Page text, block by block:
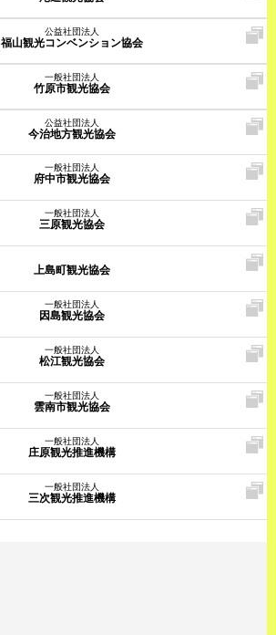
公益社団法人
福山観光コンベンション協会
一般社団法人
竹原市観光協会
公益社団法人
今治地方観光協会
一般社団法人
府中市観光協会
一般社団法人
三原観光協会
上島町観光協会
一般社団法人
因島観光協会
一般社団法人
松江観光協会
一般社団法人
雲南市観光協会
一般社団法人
庄原観光推進機構
一般社団法人
三次観光推進機構